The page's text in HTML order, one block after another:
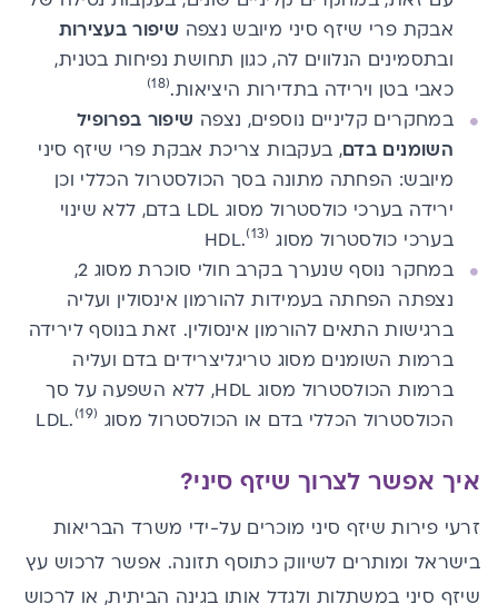
אבקת פרי שיזף סיני מיובש נצפה שיפור בעצירות
ובתסמינים הנלווים לה, כגון תחושת נפיחות בטנית,
כאבי בטן וירידה בתדירות היציאות.(18)
במחקרים קליניים נוספים, נצפה שיפור בפרופיל
השומנים בדם, בעקבות צריכת אבקת פרי שיזף סיני
מיובש: הפחתה מתונה בסך הכולסטרול הכללי וכן
ירידה בערכי כולסטרול מסוג LDL בדם, ללא שינוי
בערכי כולסטרול מסוג HDL. (13)
במחקר נוסף שנערך בקרב חולי סוכרת מסוג 2,
נצפתה הפחתה בעמידות להורמון אינסולין ועליה
ברגישות התאים להורמון אינסולין. זאת בנוסף לירידה
ברמות השומנים מסוג טריגליצרידים בדם ועליה
ברמות הכולסטרול מסוג HDL, ללא השפעה על סך
הכולסטרול הכללי בדם או הכולסטרול מסוג LDL. (19)
איך אפשר לצרוך שיזף סיני?
זרעי פירות שיזף סיני מוכרים על-ידי משרד הבריאות
בישראל ומותרים לשיווק כתוסף תזונה. אפשר לרכוש עץ
שיזף סיני במשתלות ולגדל אותו בגינה הביתית, או לרכוש